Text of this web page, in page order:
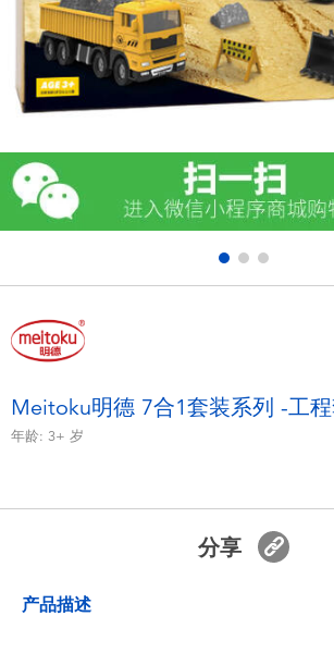
电子玩具
游戏及拼图系列
益智学习玩具
户外及运动产品
模仿，化妆及造型系列
毛绒公仔玩具
Meitoku明德 7合1套装系列 -工
年龄: 3+ 岁
分享
产品描述